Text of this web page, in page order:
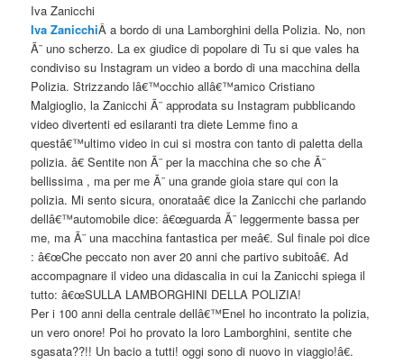
Iva Zanicchi
Iva ZanicchiÂ a bordo di una Lamborghini della Polizia. No, non
Ã¨ uno scherzo. La ex giudice di popolare di Tu si que vales ha
condiviso su Instagram un video a bordo di una macchina della
Polizia. Strizzando lâ€™occhio allâ€™amico Cristiano
Malgioglio, la Zanicchi Ã¨ approdata su Instagram pubblicando
video divertenti ed esilaranti tra diete Lemme fino a
questâ€™ultimo video in cui si mostra con tanto di paletta della
polizia. â€ Sentite non Ã¨ per la macchina che so che Ã¨
bellissima , ma per me Ã¨ una grande gioia stare qui con la
polizia. Mi sento sicura, onorataâ€ dice la Zanicchi che parlando
dellâ€™automobile dice: â€œguarda Ã¨ leggermente bassa per
me, ma Ã¨ una macchina fantastica per meâ€. Sul finale poi dice
: â€œChe peccato non aver 20 anni che partivo subitoâ€. Ad
accompagnare il video una didascalia in cui la Zanicchi spiega il
tutto: â€œSULLA LAMBORGHINI DELLA POLIZIA!
Per i 100 anni della centrale dellâ€™Enel ho incontrato la polizia,
un vero onore! Poi ho provato la loro Lamborghini, sentite che
sgasata??!! Un bacio a tutti! oggi sono di nuovo in viaggio!â€.